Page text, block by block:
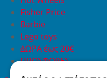
Fisher Price
Barbie
Lego toys
ΔΩΡΑ έως 20€
ΠΡΟΣΦΟΡΕΣ